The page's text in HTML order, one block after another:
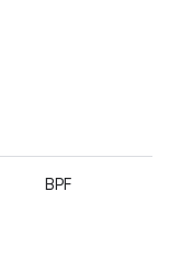
BPF